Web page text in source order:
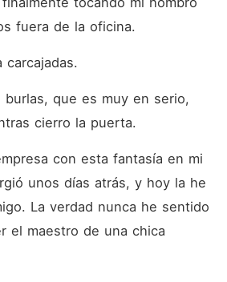
fuera de la oficina.
burlas, que es muy en serio,
cierro la puerta.
con esta fantasía en mi
unos días atrás, y hoy la he
La verdad nunca he sentido
el maestro de una chica